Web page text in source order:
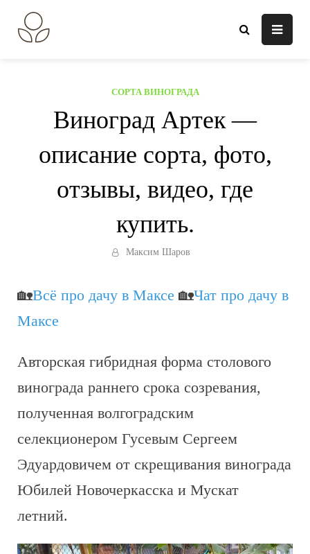
содержанию
СОРТА ВИНОГРАДА
Виноград Артек —
описание сорта, фото,
отзывы, видео, где
купить.
Максим Шаров
🏡Всё про дачу в Максе 🏡Чат про дачу в
Максе
Авторская гибридная форма столового
винограда раннего срока созревания,
полученная волгоградским
селекционером Гусевым Сергеем
Эдуардовичем от скрещивания винограда
Юбилей Новочеркасска и Мускат
летний.